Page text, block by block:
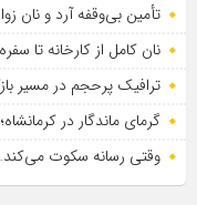
تأمین بی‌وقفه آرد و نان
نان کامل از کارخانه تا
ترافیک پرحجم در مسیر
گرمای ماندگار در
وقتی رسانه سکوت